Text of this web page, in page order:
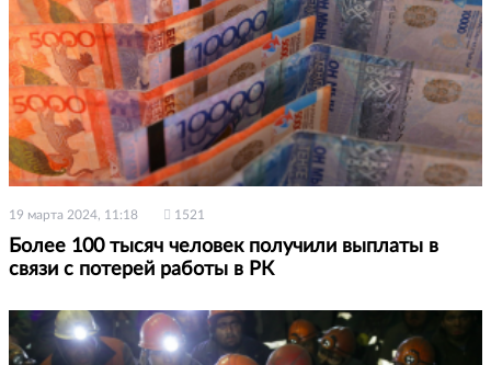
19 марта 2024, 11:18 1521
Более 100 тысяч человек получили выплаты в
связи с потерей работы в РК